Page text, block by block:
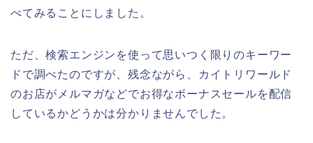
べてみることにしました。
ただ、検索エンジンを使って思いつく限りのキーワー
ドで調べたのですが、残念ながら、カイトリワールド
のお店がメルマガなどでお得なボーナスセールを配信
しているかどうかは分かりませんでした。